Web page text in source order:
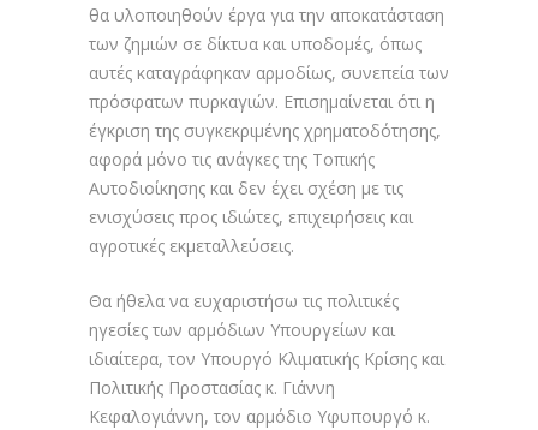
θα υλοποιηθούν έργα για την αποκατάσταση
των ζημιών σε δίκτυα και υποδομές, όπως
αυτές καταγράφηκαν αρμοδίως, συνεπεία των
πρόσφατων πυρκαγιών. Επισημαίνεται ότι η
έγκριση της συγκεκριμένης χρηματοδότησης,
αφορά μόνο τις ανάγκες της Τοπικής
Αυτοδιοίκησης και δεν έχει σχέση με τις
ενισχύσεις προς ιδιώτες, επιχειρήσεις και
αγροτικές εκμεταλλεύσεις.
Θα ήθελα να ευχαριστήσω τις πολιτικές
ηγεσίες των αρμόδιων Υπουργείων και
ιδιαίτερα, τον Υπουργό Κλιματικής Κρίσης και
Πολιτικής Προστασίας κ. Γιάννη
Κεφαλογιάννη, τον αρμόδιο Υφυπουργό κ.